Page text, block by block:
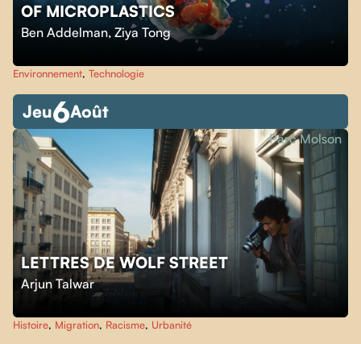
OF MICROPLASTICS
Ben Addelman, Ziya Tong
Environnement, Technologie
Jeu6Août
LETTRES DE WOLF STREET
Arjun Talwar
Parc Molson
Histoire, Migration, Racisme, Urbanité